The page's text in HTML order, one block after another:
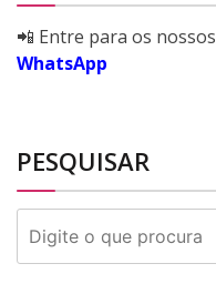
📲 Entre para os nossos
WhatsApp
PESQUISAR
PESQUISAR